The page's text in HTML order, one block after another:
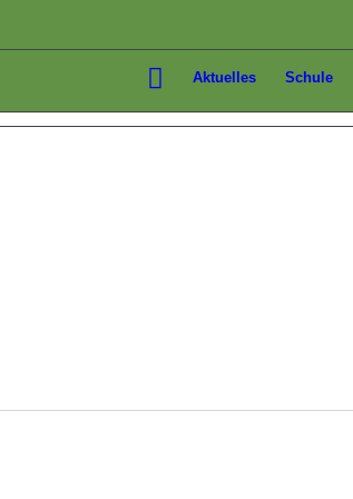
Aktuelles Schule